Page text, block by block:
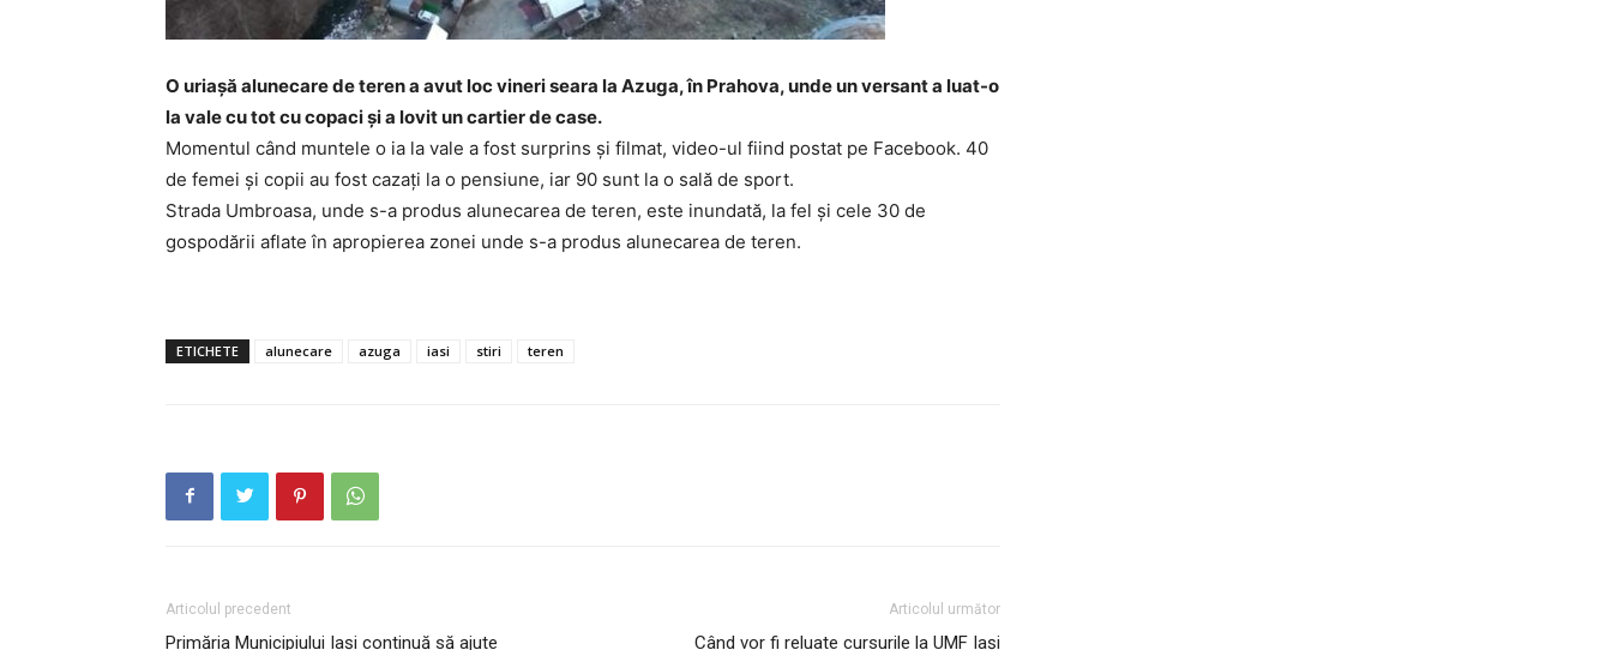
O uriașă alunecare de teren a avut loc vineri seara la Azuga, în Prahova, unde un versant a luat-o
la vale cu tot cu copaci și a lovit un cartier de case.
Momentul când muntele o ia la vale a fost surprins și filmat, video-ul fiind postat pe Facebook. 40
de femei şi copii au fost cazaţi la o pensiune, iar 90 sunt la o sală de sport.
Strada Umbroasa, unde s-a produs alunecarea de teren, este inundată, la fel şi cele 30 de
gospodării aflate în apropierea zonei unde s-a produs alunecarea de teren.
ETICHETE alunecare azuga iasi stiri teren
Articolul precedent
Primăria Municipiului Iași continuă să ajute
Articolul următor
Când vor fi reluate cursurile la UMF Iași